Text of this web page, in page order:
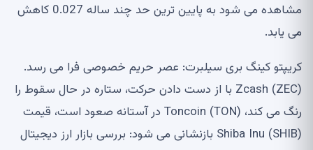
مشاهده می شود به پایین ترین حد چند ساله 0.027 کاهش
می یابد.
کریپتو کینگ بری سیلبرت: عصر حریم خصوصی فرا می رسد.
Zcash (ZEC) با از دست دادن حرکت، ستاره در حال سقوط را
رنگ می کند، Toncoin (TON) در آستانه صعود است، قیمت
Shiba Inu (SHIB) بازنشانی می شود: بررسی بازار ارز دیجیتال